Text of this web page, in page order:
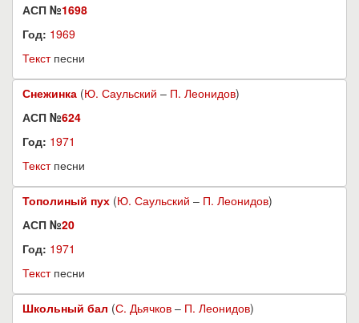
АСП №1698
Год: 1969
Текстпесни
Снежинка (Ю. Саульский – П. Леонидов)
АСП №624
Год: 1971
Текстпесни
Тополиный пух (Ю. Саульский – П. Леонидов)
АСП №20
Год: 1971
Текстпесни
Школьный бал (С. Дьячков – П. Леонидов)